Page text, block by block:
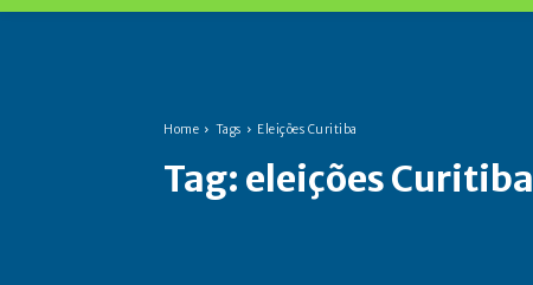
Home Tags Eleições Curitiba
Tag: eleições Curitiba